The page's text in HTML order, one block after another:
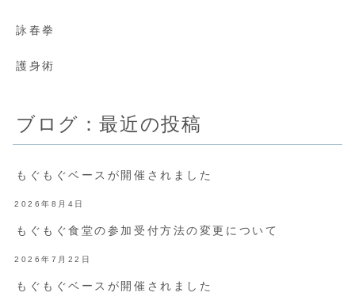
詠春拳
護身術
ブログ：最近の投稿
もぐもぐベースが開催されました
2026年8月4日
もぐもぐ食堂の参加受付方法の変更について
2026年7月22日
もぐもぐベースが開催されました